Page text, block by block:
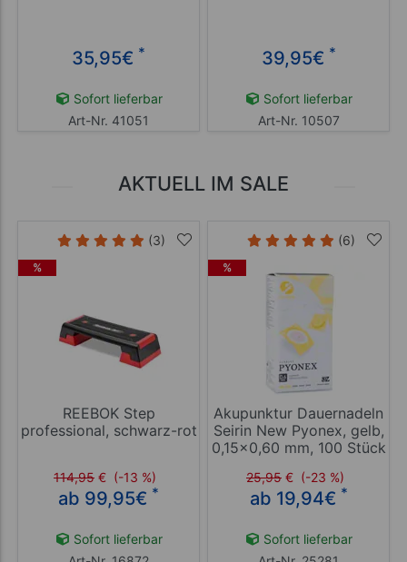
35,95€ *
Sofort lieferbar
Art-Nr. 41051
39,95€ *
Sofort lieferbar
Art-Nr. 10507
AKTUELL IM SALE
%
(3)
REEBOK Step
professional, schwarz-rot
114,95 € (-13 %)
ab 99,95€ *
Sofort lieferbar
%
(6)
Akupunktur Dauernadeln
Seirin New Pyonex, gelb,
0,15x0,60 mm, 100 Stück
25,95 € (-23 %)
ab 19,94€ *
Sofort lieferbar